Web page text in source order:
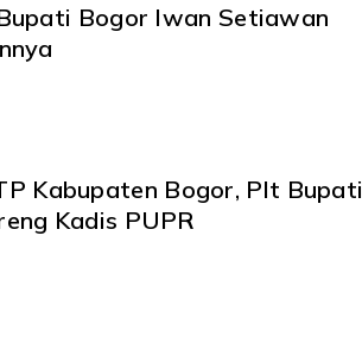
Bogor Iwan Setiawan
Kabupaten Bogor, Plt Bupati
Kadis PUPR